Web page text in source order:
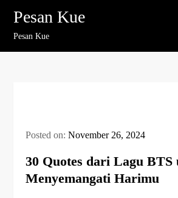
content
Pesan Kue
Pesan Kue
Posted on:November 26, 2024
30 Quotes dari Lagu BTS
Menyemangati Harimu